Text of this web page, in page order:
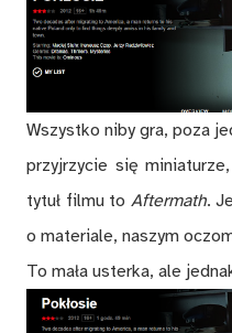
Wszystko niby gra, poza
przyjrzycie się
tytuł filmu to Aftermath.
o materiale, naszym
To mała usterka, ale